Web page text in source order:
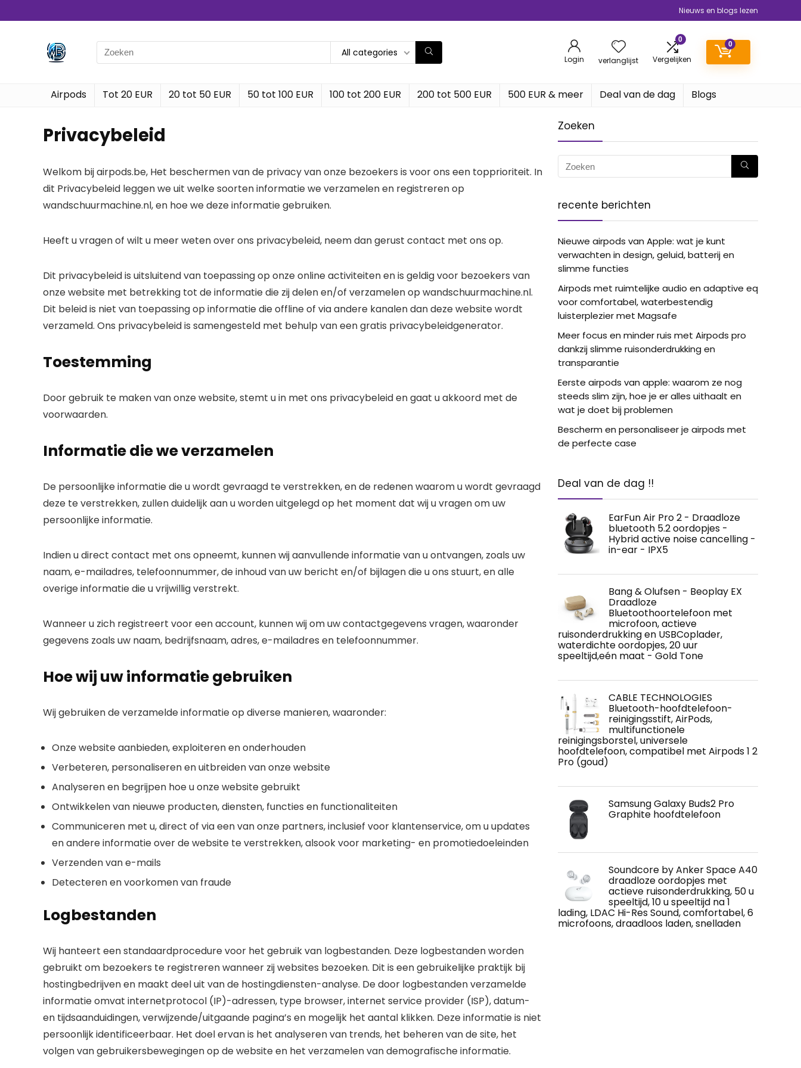
Nieuws en blogs lezen
Search
for:
All categories
Login verlanglijst
0
Vergelijken
0
Airpods Tot 20 EUR 20 tot 50 EUR 50 tot 100 EUR 100 tot 200 EUR 200 tot 500 EUR 500 EUR & meer Deal van de dag Blogs
Privacybeleid
Welkom bij airpods.be, Het beschermen van de privacy van onze bezoekers is voor ons een topprioriteit. In
dit Privacybeleid leggen we uit welke soorten informatie we verzamelen en registreren op
wandschuurmachine.nl, en hoe we deze informatie gebruiken.
Heeft u vragen of wilt u meer weten over ons privacybeleid, neem dan gerust contact met ons op.
Dit privacybeleid is uitsluitend van toepassing op onze online activiteiten en is geldig voor bezoekers van
onze website met betrekking tot de informatie die zij delen en/of verzamelen op wandschuurmachine.nl.
Dit beleid is niet van toepassing op informatie die offline of via andere kanalen dan deze website wordt
verzameld. Ons privacybeleid is samengesteld met behulp van een gratis privacybeleidgenerator.
Toestemming
Door gebruik te maken van onze website, stemt u in met ons privacybeleid en gaat u akkoord met de
voorwaarden.
Informatie die we verzamelen
De persoonlijke informatie die u wordt gevraagd te verstrekken, en de redenen waarom u wordt gevraagd
deze te verstrekken, zullen duidelijk aan u worden uitgelegd op het moment dat wij u vragen om uw
persoonlijke informatie.
Indien u direct contact met ons opneemt, kunnen wij aanvullende informatie van u ontvangen, zoals uw
naam, e-mailadres, telefoonnummer, de inhoud van uw bericht en/of bijlagen die u ons stuurt, en alle
overige informatie die u vrijwillig verstrekt.
Wanneer u zich registreert voor een account, kunnen wij om uw contactgegevens vragen, waaronder
gegevens zoals uw naam, bedrijfsnaam, adres, e-mailadres en telefoonnummer.
Hoe wij uw informatie gebruiken
Wij gebruiken de verzamelde informatie op diverse manieren, waaronder:
Onze website aanbieden, exploiteren en onderhouden
Verbeteren, personaliseren en uitbreiden van onze website
Analyseren en begrijpen hoe u onze website gebruikt
Ontwikkelen van nieuwe producten, diensten, functies en functionaliteiten
Communiceren met u, direct of via een van onze partners, inclusief voor klantenservice, om u updates
en andere informatie over de website te verstrekken, alsook voor marketing- en promotiedoeleinden
Verzenden van e-mails
Detecteren en voorkomen van fraude
Logbestanden
Wij hanteert een standaardprocedure voor het gebruik van logbestanden. Deze logbestanden worden
gebruikt om bezoekers te registreren wanneer zij websites bezoeken. Dit is een gebruikelijke praktijk bij
hostingbedrijven en maakt deel uit van de hostingdiensten-analyse. De door logbestanden verzamelde
informatie omvat internetprotocol (IP)-adressen, type browser, internet service provider (ISP), datum-
en tijdsaanduidingen, verwijzende/uitgaande pagina’s en mogelijk het aantal klikken. Deze informatie is niet
persoonlijk identificeerbaar. Het doel ervan is het analyseren van trends, het beheren van de site, het
volgen van gebruikersbewegingen op de website en het verzamelen van demografische informatie.
Zoeken
recente berichten
Nieuwe airpods van Apple: wat je kunt
verwachten in design, geluid, batterij en
slimme functies
Airpods met ruimtelijke audio en adaptive eq
voor comfortabel, waterbestendig
luisterplezier met Magsafe
Meer focus en minder ruis met Airpods pro
dankzij slimme ruisonderdrukking en
transparantie
Eerste airpods van apple: waarom ze nog
steeds slim zijn, hoe je er alles uithaalt en
wat je doet bij problemen
Bescherm en personaliseer je airpods met
de perfecte case
Deal van de dag !!
EarFun Air Pro 2 - Draadloze
bluetooth 5.2 oordopjes -
Hybrid active noise cancelling -
in-ear - IPX5
Bang & Olufsen - Beoplay EX
Draadloze
Bluetoothoortelefoon met
microfoon, actieve
ruisonderdrukking en USBCoplader,
waterdichte oordopjes, 20 uur
speeltijd,eén maat - Gold Tone
CABLE TECHNOLOGIES
Bluetooth-hoofdtelefoon-
reinigingsstift, AirPods,
multifunctionele
reinigingsborstel, universele
hoofdtelefoon, compatibel met Airpods 1 2
Pro (goud)
Samsung Galaxy Buds2 Pro
Graphite hoofdtelefoon
Soundcore by Anker Space A40
draadloze oordopjes met
actieve ruisonderdrukking, 50 u
speeltijd, 10 u speeltijd na 1
lading, LDAC Hi-Res Sound, comfortabel, 6
microfoons, draadloos laden, snelladen